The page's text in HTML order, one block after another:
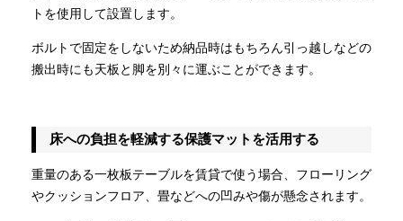
トを使用して設置します。
ボルトで固定をしないため納品時はもちろん引っ越しなどの
搬出時にも天板と脚を別々に運ぶことができます。
床への負担を軽減する保護マットを活用する
重量のある一枚板テーブルを賃貸で使う場合、フローリング
やクッションフロア、畳などへの凹みや傷が懸念されます。